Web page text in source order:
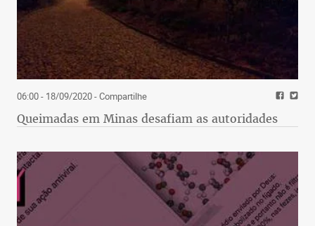
06:00 - 18/09/2020- Compartilhe
Queimadas em Minas desafiam as autoridades